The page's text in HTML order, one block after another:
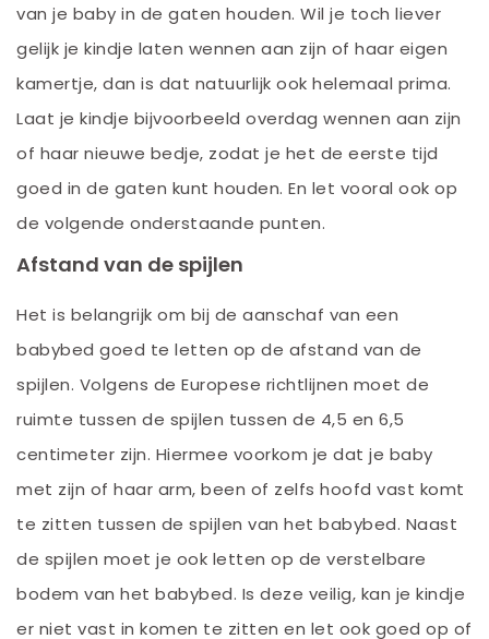
van je baby in de gaten houden. Wil je toch liever
gelijk je kindje laten wennen aan zijn of haar eigen
kamertje, dan is dat natuurlijk ook helemaal prima.
Laat je kindje bijvoorbeeld overdag wennen aan zijn
of haar nieuwe bedje, zodat je het de eerste tijd
goed in de gaten kunt houden. En let vooral ook op
de volgende onderstaande punten.
Afstand van de spijlen
Het is belangrijk om bij de aanschaf van een
babybed goed te letten op de afstand van de
spijlen. Volgens de Europese richtlijnen moet de
ruimte tussen de spijlen tussen de 4,5 en 6,5
centimeter zijn. Hiermee voorkom je dat je baby
met zijn of haar arm, been of zelfs hoofd vast komt
te zitten tussen de spijlen van het babybed. Naast
de spijlen moet je ook letten op de verstelbare
bodem van het babybed. Is deze veilig, kan je kindje
er niet vast in komen te zitten en let ook goed op of